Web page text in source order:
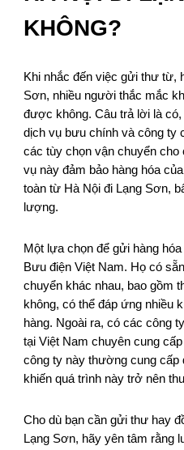
KHÔNG?
Khi nhắc đến việc gửi thư từ,
Sơn, nhiều người thắc mắc
được không. Câu trả lời là
dịch vụ bưu chính và công ty
các tùy chọn vận chuyển
vụ này đảm bảo hàng hóa
toàn từ Hà Nội đi Lạng Sơn,
lượng.
Một lựa chọn để gửi hàng
Bưu điện Việt Nam. Họ có
chuyển khác nhau, bao gồm
không, có thể đáp ứng nhiều
hàng. Ngoài ra, có các công
tại Việt Nam chuyên cung
công ty này thường cung cấp
khiến quá trình này trở nên
Cho dù bạn cần gửi thư hay
Lạng Sơn, hãy yên tâm rằng